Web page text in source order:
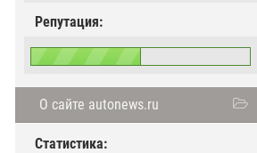
Репутация:
О сайте autonews.ru
Статистика: